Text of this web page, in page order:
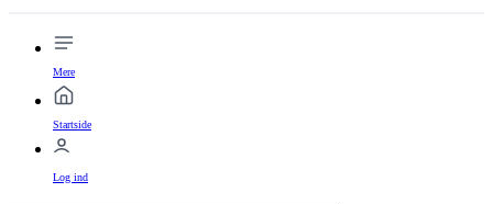
Mere
Startside
Log ind